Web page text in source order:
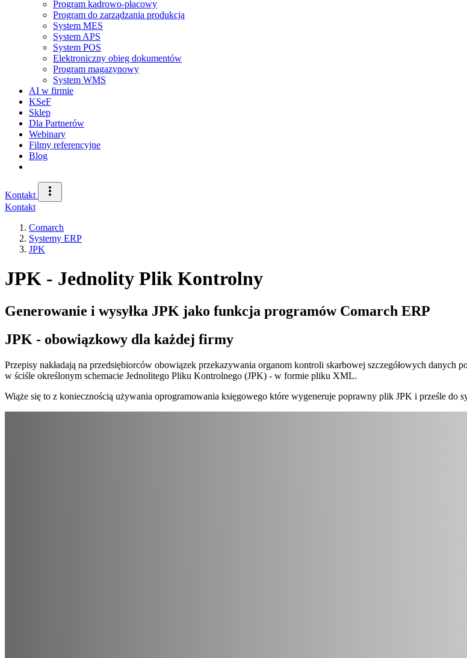
Program kadrowo-płacowy
Program do zarządzania produkcją
System MES
System APS
System POS
Elektroniczny obieg dokumentów
Program magazynowy
System WMS
AI w firmie
KSeF
Sklep
Dla Partnerów
Webinary
Filmy referencyjne
Blog
Kontakt
Kontakt
Comarch
Systemy ERP
JPK
JPK - Jednolity Plik Kontrolny
Generowanie i wysyłka JPK jako funkcja programów Comarch ERP
JPK - obowiązkowy dla każdej firmy
Przepisy nakładają na przedsiębiorców obowiązek przekazywania organom kontroli skarbowej szczegółowych danych
w ściśle określonym schemacie Jednolitego Pliku Kontrolnego (JPK) - w formie pliku XML.
Wiąże się to z koniecznością używania oprogramowania księgowego które wygeneruje poprawny plik JPK i prześle do